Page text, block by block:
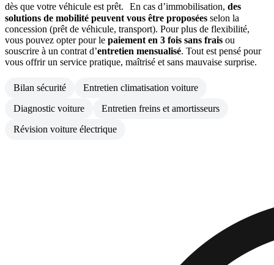
dès que votre véhicule est prêt. En cas d’immobilisation, des
solutions de mobilité peuvent vous être proposées selon la
concession (prêt de véhicule, transport). Pour plus de flexibilité,
vous pouvez opter pour le paiement en 3 fois sans frais ou
souscrire à un contrat d’entretien mensualisé. Tout est pensé pour
vous offrir un service pratique, maîtrisé et sans mauvaise surprise.
Bilan sécurité
Entretien climatisation voiture
Diagnostic voiture
Entretien freins et amortisseurs
Révision voiture électrique